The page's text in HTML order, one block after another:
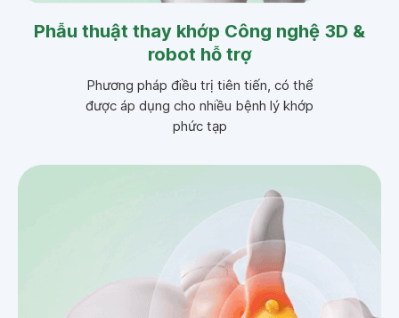
Phẫu thuật thay khớp Công nghệ 3D &
robot hỗ trợ
Phương pháp điều trị tiên tiến, có thể
được áp dụng cho nhiều bệnh lý khớp
phức tạp